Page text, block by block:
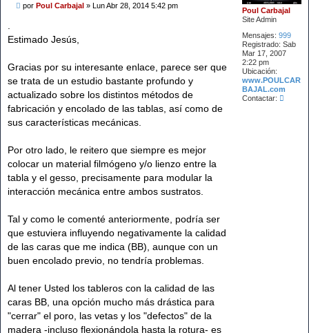
Poul Carbajal
Site Admin
Mensajes: 999
Registrado: Sab
Mar 17, 2007
2:22 pm
Ubicación:
www.POULCAR
BAJAL.com
Contactar:
M
a
porPoul Carbajal »Lun Abr 28, 2014 5:42 pm
Estimado Jesús,
Gracias por su interesante enlace, parece ser que
se trata de un estudio bastante profundo y
actualizado sobre los distintos métodos de
fabricación y encolado de las tablas, así como de
sus características mecánicas.
Por otro lado, le reitero que siempre es mejor
colocar un material filmógeno y/o lienzo entre la
tabla y el gesso, precisamente para modular la
interacción mecánica entre ambos sustratos.
Tal y como le comenté anteriormente, podría ser
que estuviera influyendo negativamente la calidad
de las caras que me indica (BB), aunque con un
buen encolado previo, no tendría problemas.
Al tener Usted los tableros con la calidad de las
caras BB, una opción mucho más drástica para
"cerrar" el poro, las vetas y los "defectos" de la
madera -incluso flexionándola hasta la rotura- es